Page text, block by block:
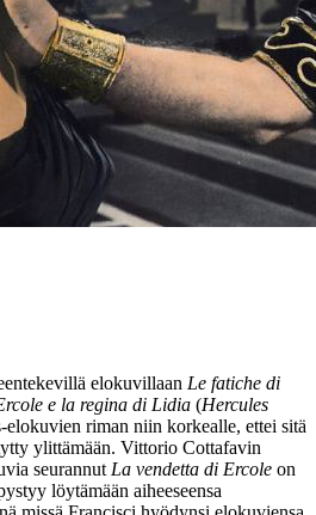
elokuvillaan Le fatiche di
e la regina di Lidia (Hercules
elokuvien riman niin korkealle, ettei sitä
ylittämään. Vittorio Cottafavin
seurannut La vendetta di Ercole on
löytämään aiheeseensa